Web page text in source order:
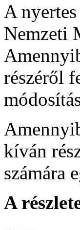
A
Nemzeti
részéről
kíván
számára
A